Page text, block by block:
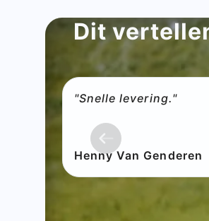
Dit
"Snelle levering."
Henny Van Genderen